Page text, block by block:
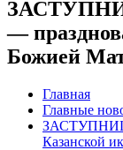
—
Божией
Главная
Главные
Казанской